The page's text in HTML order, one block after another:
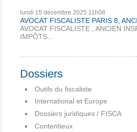
lundi 15 décembre 2025 11h08
AVOCAT FISCALISTE PARIS 8,
AVOCAT FISCALISTE , ANCIEN
IMPÔTS...
Dossiers
Outils du fiscaliste
International et Europe
Dossiers juridiques / FISCA
Contentieux